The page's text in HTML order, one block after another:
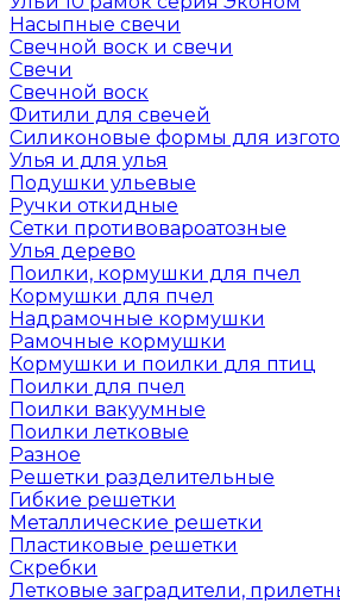
Насыпные свечи
Свечной воск и свечи
Свечи
Свечной воск
Фитили для свечей
Силиконовые формы для
Улья и для улья
Подушки ульевые
Ручки откидные
Сетки противовароатозные
Улья дерево
Поилки, кормушки для пчел
Кормушки для пчел
Надрамочные кормушки
Рамочные кормушки
Кормушки и поилки для птиц
Поилки для пчел
Поилки вакуумные
Поилки летковые
Разное
Решетки разделительные
Гибкие решетки
Металлические решетки
Пластиковые решетки
Скребки
Летковые заградители,